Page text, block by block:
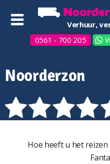
Verhuur,
0561 - 700 205
Noorderzon
Hoe heeft u het